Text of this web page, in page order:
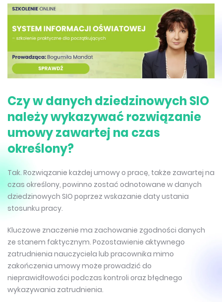
Czy w danych dziedzinowych SIO
należy wykazywać rozwiązanie
umowy zawartej na czas
określony?
Tak. Rozwiązanie każdej umowy o pracę, także zawartej na
czas określony, powinno zostać odnotowane w danych
dziedzinowych SIO poprzez wskazanie daty ustania
stosunku pracy.
Kluczowe znaczenie ma zachowanie zgodności danych
ze stanem faktycznym. Pozostawienie aktywnego
zatrudnienia nauczyciela lub pracownika mimo
zakończenia umowy może prowadzić do
nieprawidłowości podczas kontroli oraz błędnego
wykazywania zatrudnienia.